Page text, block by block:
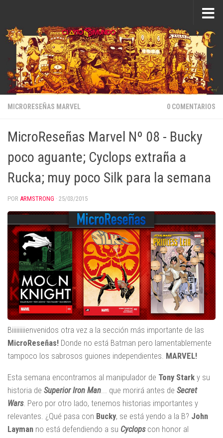
MICRORESEÑAS MARVEL 0 COMENTARIOS
MicroReseñas Marvel Nº 08 - Bucky
poco aguante; Cyclops extraña a
Rucka; muy poco Silk para la semana
POR ARMSTRONG · 25/03/2015
Biiiiiiiiienvenidos otra vez a la sección más importante de las
MicroReseñas! Donde no está Batman pero lamentablemente
tampoco los sabrosos guiones independientes. MARVEL!
Esta semana encontramos al manipulador de Tony Stark y su
historia de Superior Iron Man ... que morirá antes de Secret
Wars. Pero por otro lado, tenemos historias importantes y
relevantes. ¿Qué pasa con Bucky, se está yendo a la B? John
Layman no está defendiendo a su Cyclopscon honor al